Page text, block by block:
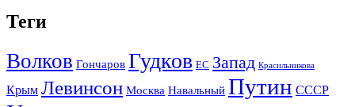
Теги
Волков Гончаров Гудков ЕС Запад Красильникова
Крым Левинсон Москва Навальный Путин СССР